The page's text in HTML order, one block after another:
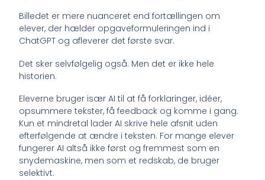
Billedet er mere nuanceret end fortællingen om
elever, der hælder opgaveformuleringen ind i
ChatGPT og afleverer det første svar.
Det sker selvfølgelig også. Men det er ikke hele
historien.
Eleverne bruger især AI til at få forklaringer, idéer,
opsummere tekster, få feedback og komme i gang.
Kun et mindretal lader AI skrive hele afsnit uden
efterfølgende at ændre i teksten. For mange elever
fungerer AI altså ikke først og fremmest som en
snydemaskine, men som et redskab, de bruger
selektivt.